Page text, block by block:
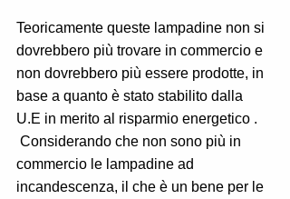
Teoricamente queste lampadine non si
dovrebbero più trovare in commercio e
non dovrebbero più essere prodotte, in
base a quanto è stato stabilito dalla
U.E in merito al risparmio energetico .
commercio le lampadine ad
incandescenza, il che è un bene per le